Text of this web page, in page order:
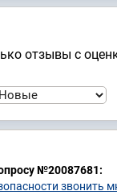
отзывы с
№20087681:
звонить